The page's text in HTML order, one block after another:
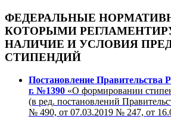
ФЕДЕРАЛЬНЫЕ
КОТОРЫМИ
НАЛИЧИЕ И УСЛОВИЯ
СТИПЕНДИЙ
Постановление Правительства
г. №1390 «О формировании
(в ред. постановлений
№ 490, от 07.03.2019 № 247, от